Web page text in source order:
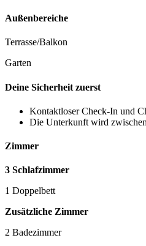
Außenbereiche
Terrasse/Balkon
Garten
Deine Sicherheit zuerst
Kontaktloser Check-In und
Die Unterkunft wird
Zimmer
3 Schlafzimmer
1 Doppelbett
Zusätzliche Zimmer
2 Badezimmer